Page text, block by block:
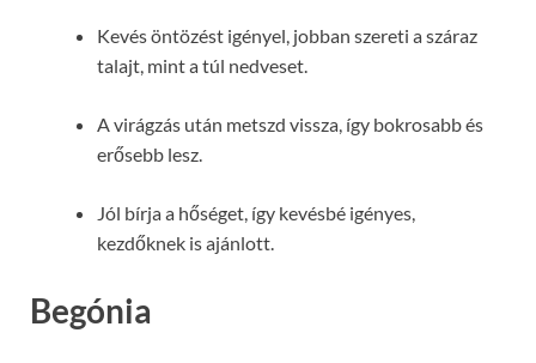
Kevés öntözést igényel, jobban szereti a száraz
talajt, mint a túl nedveset.
A virágzás után metszd vissza, így bokrosabb és
erősebb lesz.
Jól bírja a hőséget, így kevésbé igényes,
kezdőknek is ajánlott.
Begónia